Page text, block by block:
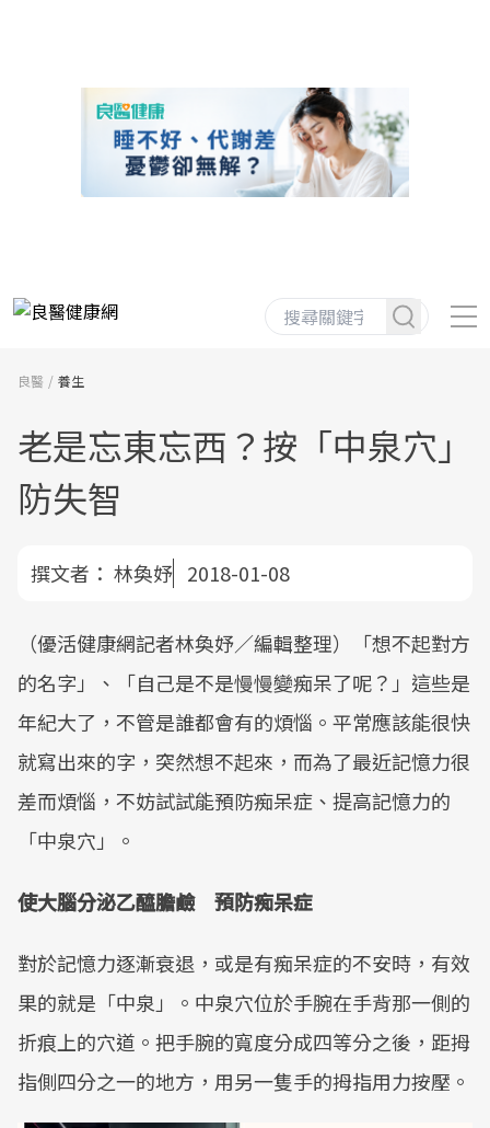
良醫 養生
老是忘東忘西？按「中泉穴」
防失智
撰文者： 林奐妤 2018-01-08
（優活健康網記者林奐妤／編輯整理）「想不起對方
的名字」、「自己是不是慢慢變痴呆了呢？」這些是
年紀大了，不管是誰都會有的煩惱。平常應該能很快
就寫出來的字，突然想不起來，而為了最近記憶力很
差而煩惱，不妨試試能預防痴呆症、提高記憶力的
「中泉穴」。
使大腦分泌乙醯膽鹼 預防痴呆症
對於記憶力逐漸衰退，或是有痴呆症的不安時，有效
果的就是「中泉」。中泉穴位於手腕在手背那一側的
折痕上的穴道。把手腕的寬度分成四等分之後，距拇
指側四分之一的地方，用另一隻手的拇指用力按壓。